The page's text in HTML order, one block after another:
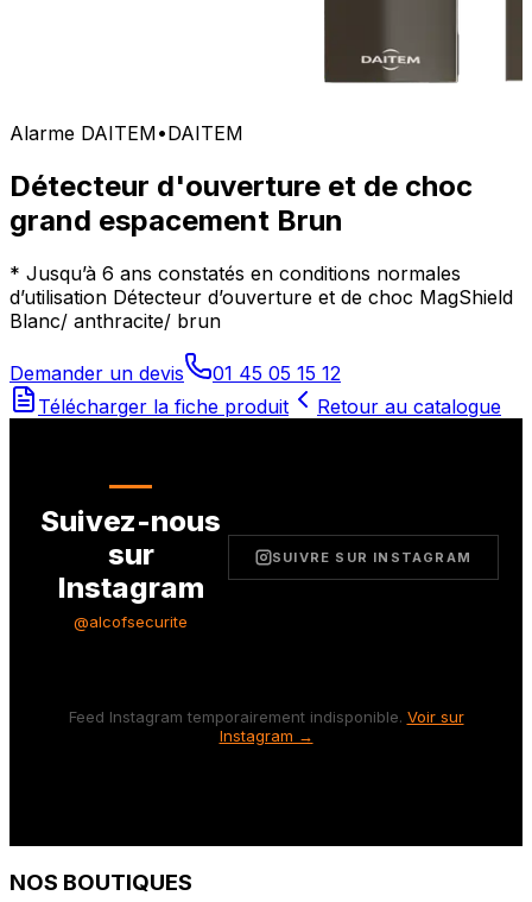
Alarme DAITEM•DAITEM
Détecteur d'ouverture et de choc
grand espacement Brun
* Jusqu’à 6 ans constatés en conditions normales
d’utilisation Détecteur d’ouverture et de choc MagShield
Blanc/ anthracite/ brun
Demander un devis
01 45 05 15 12
Télécharger la fiche produit
Retour au catalogue
Suivez-nous
sur
Instagram
@alcofsecurite
SUIVRE SUR INSTAGRAM
Feed Instagram temporairement indisponible. Voir sur
Instagram →
NOS BOUTIQUES